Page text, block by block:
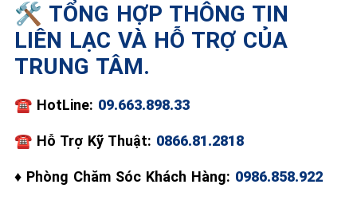
📞 09.663.898.33
🛠️ TỔNG HỢP THÔNG TIN
LIÊN LẠC VÀ HỖ TRỢ CỦA
TRUNG TÂM.
☎️ HotLine: 09.663.898.33
☎ Hỗ Trợ Kỹ Thuật: 0866.81.2818
♦ Phòng Chăm Sóc Khách Hàng: 0986.858.922